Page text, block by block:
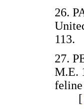
26.
27.
M.E.
feline
[